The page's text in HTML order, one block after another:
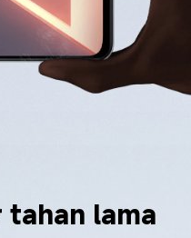
tahan lama